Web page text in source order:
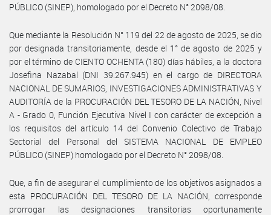
PÚBLICO (SINEP), homologado por el Decreto N° 2098/08.
Que mediante la Resolución N° 119 del 22 de agosto de 2025, se dio
por designada transitoriamente, desde el 1° de agosto de 2025 y
por el término de CIENTO OCHENTA (180) días hábiles, a la doctora
Josefina Nazabal (DNI 39.267.945) en el cargo de DIRECTORA
NACIONAL DE SUMARIOS, INVESTIGACIONES ADMINISTRATIVAS Y
AUDITORÍA de la PROCURACIÓN DEL TESORO DE LA NACIÓN, Nivel
A - Grado 0, Función Ejecutiva Nivel I con carácter de excepción a
los requisitos del artículo 14 del Convenio Colectivo de Trabajo
Sectorial del Personal del SISTEMA NACIONAL DE EMPLEO
PÚBLICO (SINEP) homologado por el Decreto N° 2098/08.
Que, a fin de asegurar el cumplimiento de los objetivos asignados a
esta PROCURACIÓN DEL TESORO DE LA NACIÓN, corresponde
prorrogar las designaciones transitorias oportunamente